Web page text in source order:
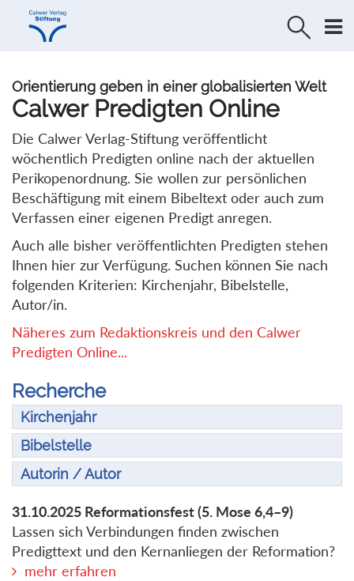
Direkt
Direkt
Orientierung geben in einer globalisierten Welt
Calwer Predigten Online
Die Calwer Verlag-Stiftung veröffentlicht
wöchentlich Predigten online nach der aktuellen
Perikopenordnung. Sie wollen zur persönlichen
Beschäftigung mit einem Bibeltext oder auch zum
Verfassen einer eigenen Predigt anregen.
Auch alle bisher veröffentlichten Predigten stehen
Ihnen hier zur Verfügung. Suchen können Sie nach
folgenden Kriterien: Kirchenjahr, Bibelstelle,
Autor/in.
Näheres zum Redaktionskreis und den Calwer
Predigten Online...
Recherche
Kirchenjahr
Bibelstelle
Autorin / Autor
31.10.2025 Reformationsfest(5. Mose 6,4–9)
Lassen sich Verbindungen finden zwischen
Predigttext und den Kernanliegen der Reformation?
mehr erfahren